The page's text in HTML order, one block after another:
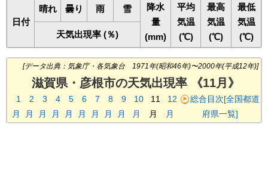
日付
晴れ 曇り 雨 雪
降水
量
(mm)
平均
気温
(℃)
最高
気温
(℃)
最低
気温
(℃)
天気出現率 (％)
[データ出典：気象庁・各気象台 1971年(昭和46年)〜2000年(平成12年)]
滋賀県・彦根市の天気出現率 《11月》
1
月
2
月
3
月
4
月
5
月
6
月
7
月
8
月
9
月
10
月
11
月
12
月
総合目次[全国都道
府県一覧]